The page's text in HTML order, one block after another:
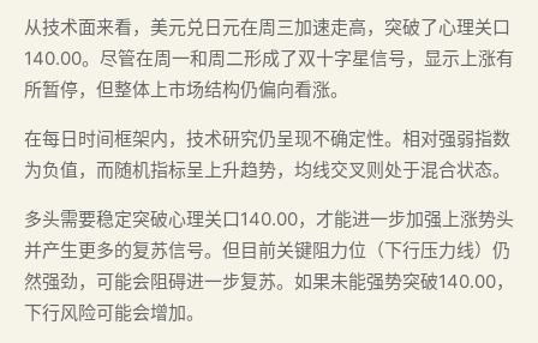
从技术面来看，美元兑日元在周三加速走高，突破了心理关口
140.00。尽管在周一和周二形成了双十字星信号，显示上涨有
所暂停，但整体上市场结构仍偏向看涨。
在每日时间框架内，技术研究仍呈现不确定性。相对强弱指数
为负值，而随机指标呈上升趋势，均线交叉则处于混合状态。
多头需要稳定突破心理关口140.00，才能进一步加强上涨势头
并产生更多的复苏信号。但目前关键阻力位（下行压力线）仍
然强劲，可能会阻碍进一步复苏。如果未能强势突破140.00，
下行风险可能会增加。